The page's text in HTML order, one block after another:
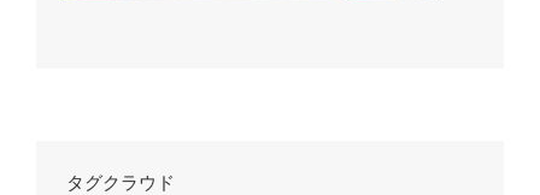
タグクラウド